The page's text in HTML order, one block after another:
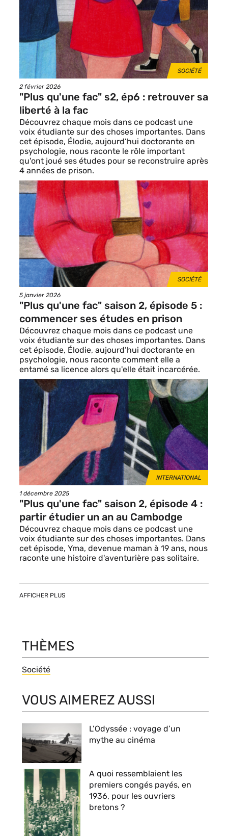
THÈMES
SOCIÉTÉ
Date
de
publication
2 février 2026
"Plus qu'une fac" s2, ép6 : retrouver sa
liberté à la fac
Découvrez chaque mois dans ce podcast une
voix étudiante sur des choses importantes. Dans
cet épisode, Élodie, aujourd’hui doctorante en
psychologie, nous raconte le rôle important
qu'ont joué ses études pour se reconstruire après
4 années de prison.
Image
de
vignette
THÈMES
SOCIÉTÉ
Date
de
publication
5 janvier 2026
"Plus qu'une fac" saison 2, épisode 5 :
commencer ses études en prison
Découvrez chaque mois dans ce podcast une
voix étudiante sur des choses importantes. Dans
cet épisode, Élodie, aujourd’hui doctorante en
psychologie, nous raconte comment elle a
entamé sa licence alors qu'elle était incarcérée.
Image
de
vignette
THÈMES
INTERNATIONAL
Date
de
publication
1 décembre 2025
"Plus qu'une fac" saison 2, épisode 4 :
partir étudier un an au Cambodge
Découvrez chaque mois dans ce podcast une
voix étudiante sur des choses importantes. Dans
cet épisode, Yma, devenue maman à 19 ans, nous
raconte une histoire d'aventurière pas solitaire.
AFFICHER PLUS
THÈMES
Thèmes
Société
VOUS AIMEREZ AUSSI
L’Odyssée : voyage d’un
mythe au cinéma
A quoi ressemblaient les
premiers congés payés, en
1936, pour les ouvriers
bretons ?